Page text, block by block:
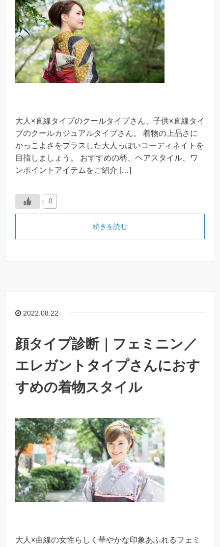
大人×直線タイプのクールタイプさん、子供×直線タイ
プのクールカジュアルタイプさん。 着物の上品さに
かっこよさをプラスした大人っぽいコーディネイトを
目指しましょう。 おすすめの柄、ヘアスタイル、ワ
ンポイントアイテムをご紹介 […]
0
続きを読む
2022.08.22
顔タイプ診断｜フェミニン／
エレガントタイプさんにおす
すめの着物スタイル
大人×曲線の女性らしく華やかな印象あふれるフェミ